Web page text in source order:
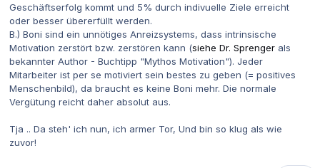
Geschäftserfolg kommt und 5% durch indivuelle Ziele erreicht
oder besser übererfüllt werden.
B.) Boni sind ein unnötiges Anreizsystems, dass intrinsische
Motivation zerstört bzw. zerstören kann (siehe Dr. Sprenger als
bekannter Author - Buchtipp "Mythos Motivation"). Jeder
Mitarbeiter ist per se motiviert sein bestes zu geben (= positives
Menschenbild), da braucht es keine Boni mehr. Die normale
Vergütung reicht daher absolut aus.
Tja .. Da steh' ich nun, ich armer Tor, Und bin so klug als wie
zuvor!